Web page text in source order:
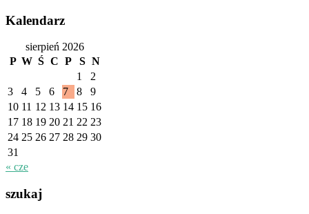
Kalendarz
sierpień 2026
P W Ś C P S N
1
2
3
4 5 6 7 8
9
10 11 12 13 14 15 16
17 18 19 20 21 22 23
24 25 26 27 28 29 30
31
« cze
szukaj